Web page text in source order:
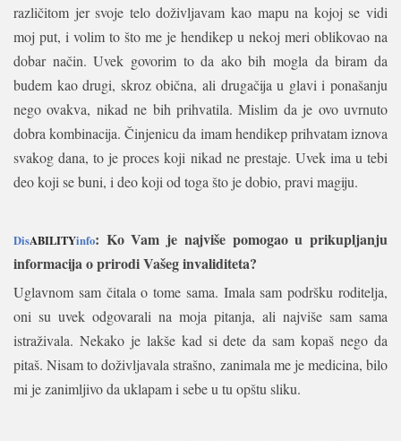
različitom jer svoje telo doživljavam kao mapu na kojoj se vidi
moj put, i volim to što me je hendikep u nekoj meri oblikovao na
dobar način. Uvek govorim to da ako bih mogla da biram da
budem kao drugi, skroz obična, ali drugačija u glavi i ponašanju
nego ovakva, nikad ne bih prihvatila. Mislim da je ovo uvrnuto
dobra kombinacija. Činjenicu da imam hendikep prihvatam iznova
svakog dana, to je proces koji nikad ne prestaje. Uvek ima u tebi
deo koji se buni, i deo koji od toga što je dobio, pravi magiju.
DisABILITYinfo: Ko Vam je najviše pomogao u prikupljanju
informacija o prirodi Vašeg invaliditeta?
Uglavnom sam čitala o tome sama. Imala sam podršku roditelja,
oni su uvek odgovarali na moja pitanja, ali najviše sam sama
istraživala. Nekako je lakše kad si dete da sam kopaš nego da
pitaš. Nisam to doživljavala strašno, zanimala me je medicina, bilo
mi je zanimljivo da uklapam i sebe u tu opštu sliku.